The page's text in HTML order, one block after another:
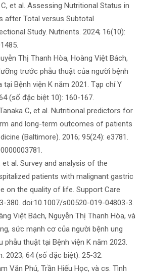
C, et al. Assessing Nutritional Status in
after Total versus Subtotal
Study. Nutrients. 2024; 16(10):
Thị Thanh Hòa, Hoàng Việt Bách,
trước phẫu thuật của người bệnh
Bệnh viện K năm 2021. Tạp chí Y
(số đặc biệt 10): 160-167.
C, et al. Nutritional predictors for
and long-term outcomes of patients
(Baltimore). 2016; 95(24): e3781.
et al. Survey and analysis of the
patients with malignant gastric
on the quality of life. Support Care
380. doi:10.1007/s00520-019-04803-3.
Việt Bách, Nguyễn Thị Thanh Hòa, và
sức mạnh cơ của người bệnh ung
thuật tại Bệnh viện K năm 2023.
2023; 64 (số đặc biệt): 25-32.
Văn Phú, Trần Hiếu Học, và cs. Tình